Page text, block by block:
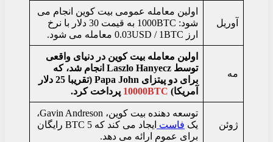
آوریل
اولین معامله عمومی بیت کوین انجام می
شود: 1000BTC به قیمت 30 دلار با نرخ
ارز 0.03USD / 1BTC معامله می شود.
مه
اولین معامله بیت کوین در دنیای واقعی
توسط Laszlo Hanyecz انجام شد، که
برای دو پیتزای Papa John (تقریبا 25 دلار
آمریکا) 10000BTC پرداخت کرد.
ژوئن
توسعه دهنده بیت کوین، Gavin Andreson،
یک فاست
ایجاد می کند که 5 BTC رایگان
برای عموم ارائه می دهد.